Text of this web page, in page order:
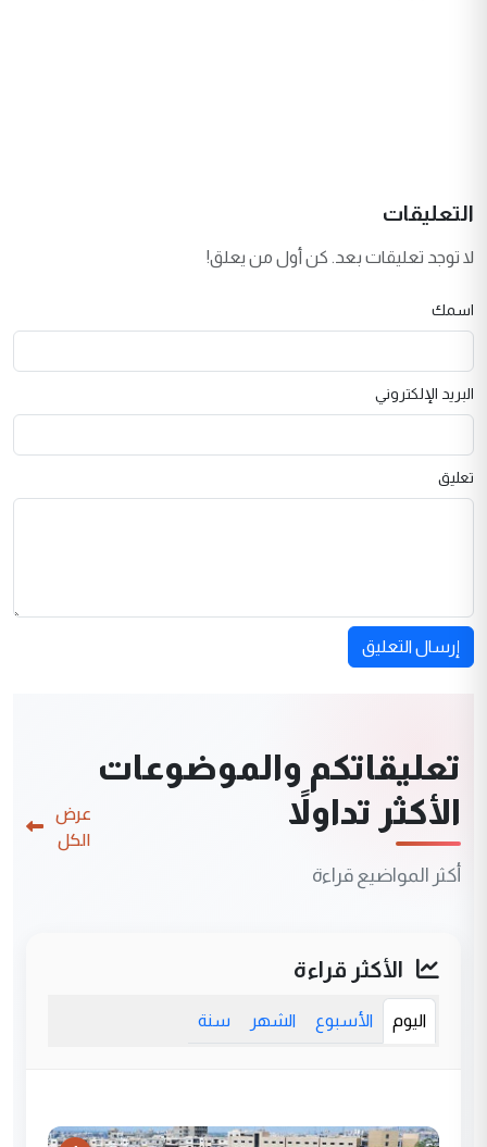
التعليقات
لا توجد تعليقات بعد. كن أول من يعلق!
اسمك
البريد الإلكتروني
تعليق
إرسال التعليق
تعليقاتكم والموضوعات
الأكثر تداولاً
أكثر المواضيع قراءة
عرض
الكل
الأكثر قراءة
اليوم الأسبوع الشهر سنة